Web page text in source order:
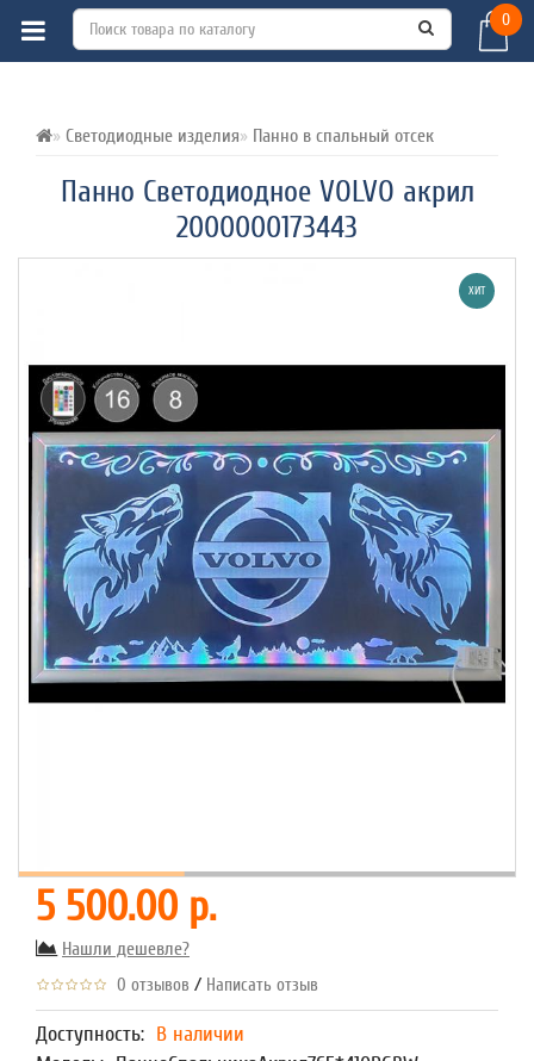
0
Светодиодные изделия Панно в спальный отсек
Панно Светодиодное VOLVO акрил
2000000173443
ВСЕ О ТОВАРЕ ХАРАКТЕРИСТИКИ
ХИТ
5 500.00 р.
Нашли дешевле?
0 отзывов / Написать отзыв
Доступность: В наличии